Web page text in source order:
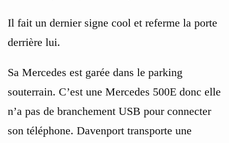
Il fait un dernier signe cool et referme la porte
derrière lui.
Sa Mercedes est garée dans le parking
souterrain. C’est une Mercedes 500E donc elle
n’a pas de branchement USB pour connecter
son téléphone. Davenport transporte une